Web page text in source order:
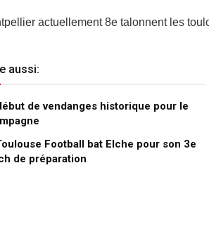
actuellement 8e talonnent les
aussi:
de vendanges historique pour le
Football bat Elche pour son 3e
de préparation